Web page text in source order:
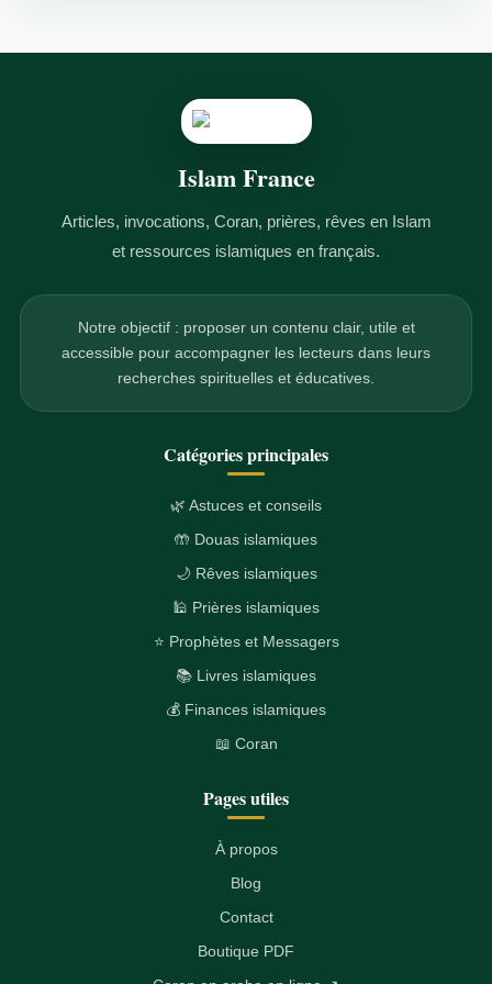
Islam France
Articles, invocations, Coran, prières, rêves en Islam
et ressources islamiques en français.
Notre objectif : proposer un contenu clair, utile et
accessible pour accompagner les lecteurs dans leurs
recherches spirituelles et éducatives.
Catégories principales
🌿 Astuces et conseils
🤲 Douas islamiques
🌙 Rêves islamiques
🕌 Prières islamiques
⭐ Prophètes et Messagers
📚 Livres islamiques
💰 Finances islamiques
📖 Coran
Pages utiles
À propos
Blog
Contact
Boutique PDF